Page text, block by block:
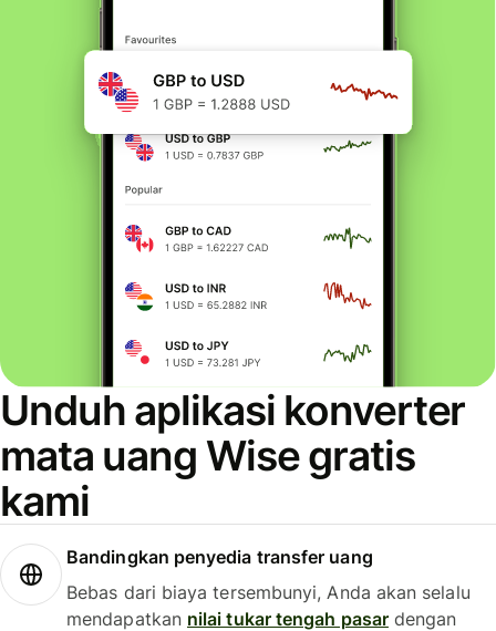
Unduh aplikasi konverter
mata uang Wise gratis
kami
Bandingkan penyedia transfer uang
Bebas dari biaya tersembunyi, Anda akan selalu
mendapatkan nilai tukar tengah pasardengan